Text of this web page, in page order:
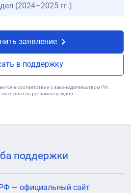
(2024–2025 гг.)
заявление
в поддержку
в соответствии с законодательством РФ.
строго по регламенту судов.
поддержки
— официальный сайт